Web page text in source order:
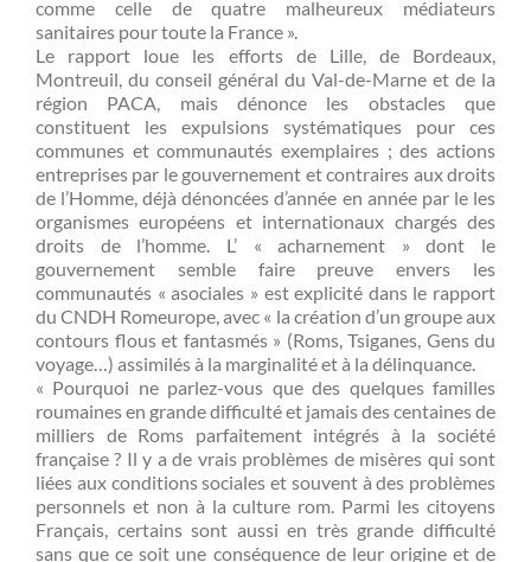
comme celle de quatre malheureux médiateurs
sanitaires pour toute la France ».
Le rapport loue les efforts de Lille, de Bordeaux,
Montreuil, du conseil général du Val-de-Marne et de la
région PACA, mais dénonce les obstacles que
constituent les expulsions systématiques pour ces
communes et communautés exemplaires ; des actions
entreprises par le gouvernement et contraires aux droits
de l’Homme, déjà dénoncées d’année en année par le les
organismes européens et internationaux chargés des
droits de l’homme. L’ « acharnement » dont le
gouvernement semble faire preuve envers les
communautés « asociales » est explicité dans le rapport
du CNDH Romeurope, avec « la création d’un groupe aux
contours flous et fantasmés » (Roms, Tsiganes, Gens du
voyage…) assimilés à la marginalité et à la délinquance.
« Pourquoi ne parlez-vous que des quelques familles
roumaines en grande difficulté et jamais des centaines de
milliers de Roms parfaitement intégrés à la société
française ? Il y a de vrais problèmes de misères qui sont
liées aux conditions sociales et souvent à des problèmes
personnels et non à la culture rom. Parmi les citoyens
Français, certains sont aussi en très grande difficulté
sans que ce soit une conséquence de leur origine et de